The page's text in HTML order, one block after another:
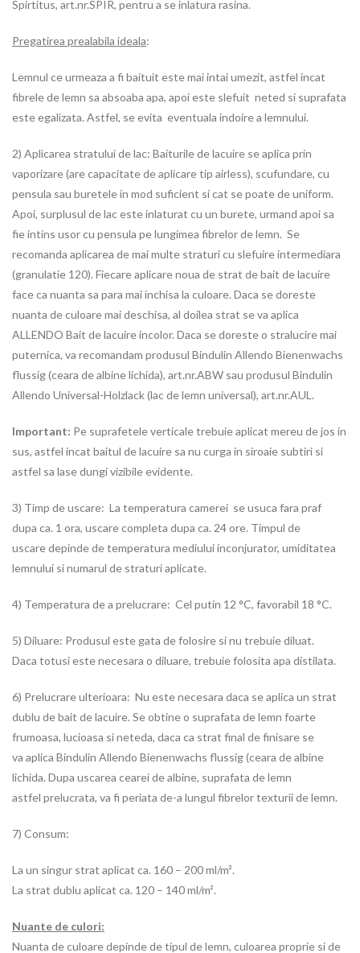
Spirtitus, art.nr.SPIR, pentru a se inlatura rasina.
Pregatirea prealabila ideala:
Lemnul ce urmeaza a fi baituit este mai intai umezit, astfel incat
fibrele de lemn sa absoaba apa, apoi este slefuit neted si suprafata
este egalizata. Astfel, se evita eventuala indoire a lemnului.
2) Aplicarea stratului de lac: Baiturile de lacuire se aplica prin
vaporizare (are capacitate de aplicare tip airless), scufundare, cu
pensula sau buretele in mod suficient si cat se poate de uniform.
Apoi, surplusul de lac este inlaturat cu un burete, urmand apoi sa
fie intins usor cu pensula pe lungimea fibrelor de lemn. Se
recomanda aplicarea de mai multe straturi cu slefuire intermediara
(granulatie 120). Fiecare aplicare noua de strat de bait de lacuire
face ca nuanta sa para mai inchisa la culoare. Daca se doreste
nuanta de culoare mai deschisa, al doilea strat se va aplica
ALLENDO Bait de lacuire incolor. Daca se doreste o stralucire mai
puternica, va recomandam produsul Bindulin Allendo Bienenwachs
flussig (ceara de albine lichida), art.nr.ABW sau produsul Bindulin
Allendo Universal-Holzlack (lac de lemn universal), art.nr.AUL.
Important: Pe suprafetele verticale trebuie aplicat mereu de jos in
sus, astfel incat baitul de lacuire sa nu curga in siroaie subtiri si
astfel sa lase dungi vizibile evidente.
3) Timp de uscare: La temperatura camerei se usuca fara praf
dupa ca. 1 ora, uscare completa dupa ca. 24 ore. Timpul de
uscare depinde de temperatura mediului inconjurator, umiditatea
lemnului si numarul de straturi aplicate.
4) Temperatura de a prelucrare: Cel putin 12 °C, favorabil 18 °C.
5) Diluare: Produsul este gata de folosire si nu trebuie diluat.
Daca totusi este necesara o diluare, trebuie folosita apa distilata.
6) Prelucrare ulterioara: Nu este necesara daca se aplica un strat
dublu de bait de lacuire. Se obtine o suprafata de lemn foarte
frumoasa, lucioasa si neteda, daca ca strat final de finisare se
va aplica Bindulin Allendo Bienenwachs flussig (ceara de albine
lichida. Dupa uscarea cearei de albine, suprafata de lemn
astfel prelucrata, va fi periata de-a lungul fibrelor texturii de lemn.
7) Consum:
La un singur strat aplicat ca. 160 – 200 ml/m².
La strat dublu aplicat ca. 120 – 140 ml/m².
Nuante de culori:
Nuanta de culoare depinde de tipul de lemn, culoarea proprie si de